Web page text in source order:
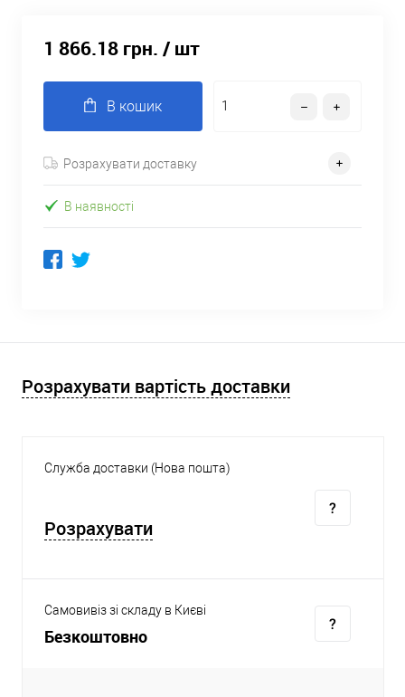
1 866.18 грн. / шт
В кошик
Розрахувати доставку
В наявності
Розрахувати вартість доставки
Служба доставки (Нова пошта)
Розрахувати
Самовивіз зі складу в Києві
Безкоштовно